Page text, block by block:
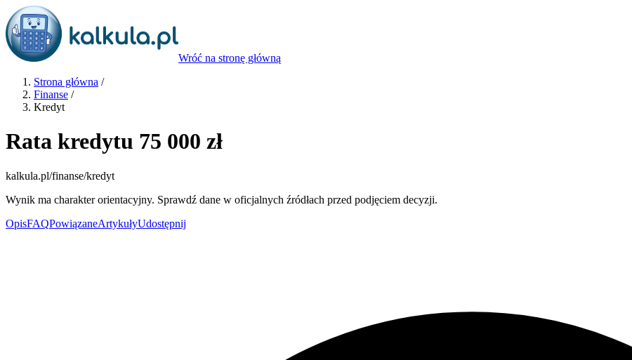
Wróć na stronę główną
Strona główna /
Finanse /
Kredyt
Rata kredytu 75 000 zł
kalkula.pl/finanse/kredyt
Wynik ma charakter orientacyjny. Sprawdź dane w oficjalnych źródłach przed podjęciem decyzji.
OpisFAQPowiązaneArtykułyUdostępnij